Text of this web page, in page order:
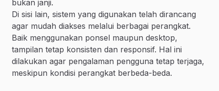
bukan janji.
Di sisi lain, sistem yang digunakan telah dirancang
agar mudah diakses melalui berbagai perangkat.
Baik menggunakan ponsel maupun desktop,
tampilan tetap konsisten dan responsif. Hal ini
dilakukan agar pengalaman pengguna tetap terjaga,
meskipun kondisi perangkat berbeda-beda.